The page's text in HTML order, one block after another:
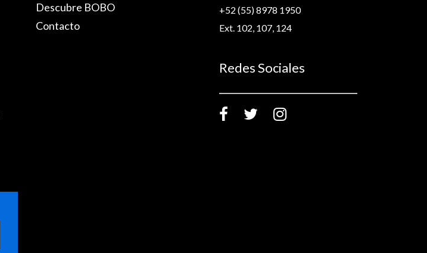
Descubre BOBO
Contacto
+52 (55) 8978 1950
Ext. 102, 107, 124
Redes Sociales